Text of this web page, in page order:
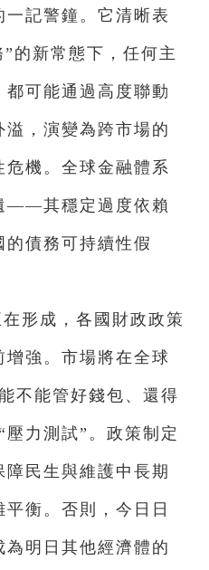
記警鐘。它清晰表
的新常態下，任何主
可能通過高度聯動
，演變為跨市場的
機。全球金融體系
——其穩定過度依賴
債務可持續性假
形成，各國財政政策
強。市場將在全球
不能管好錢包、還得
力測試”。政策制定
民生與維護中長期
衡。否則，今日日
明日其他經濟體的